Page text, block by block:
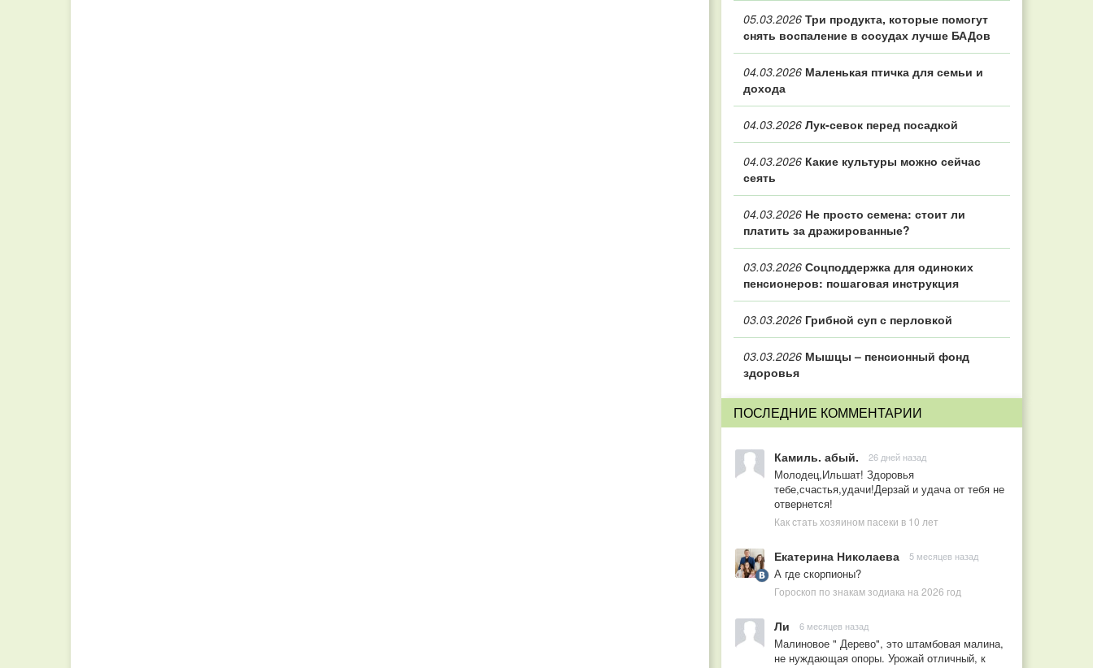
05.03.2026 Три продукта, которые помогут
снять воспаление в сосудах лучше БАДов
04.03.2026 Маленькая птичка для семьи и
дохода
04.03.2026 Лук-севок перед посадкой
04.03.2026 Какие культуры можно сейчас
сеять
04.03.2026 Не просто семена: стоит ли
платить за дражированные?
03.03.2026 Соцподдержка для одиноких
пенсионеров: пошаговая инструкция
03.03.2026 Грибной суп с перловкой
03.03.2026 Мышцы – пенсионный фонд
здоровья
ПОСЛЕДНИЕ КОММЕНТАРИИ
Камиль. абый. 26 дней назад
Молодец,Ильшат! Здоровья
тебе,счастья,удачи!Дерзай и удача от тебя не
отвернется!
Как стать хозяином пасеки в 10 лет
Екатерина Николаева 5 месяцев назад
А где скорпионы?
Гороскоп по знакам зодиака на 2026 год
Ли 6 месяцев назад
Малиновое " Дерево", это штамбовая малина,
не нуждающая опоры. Урожай отличный, к